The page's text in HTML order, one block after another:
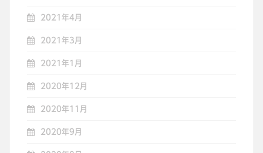
2021年4月
2021年3月
2021年1月
2020年12月
2020年11月
2020年9月